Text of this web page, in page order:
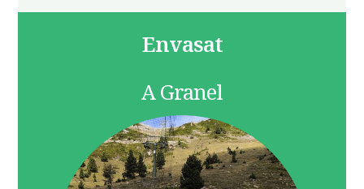
Envasat
A Granel